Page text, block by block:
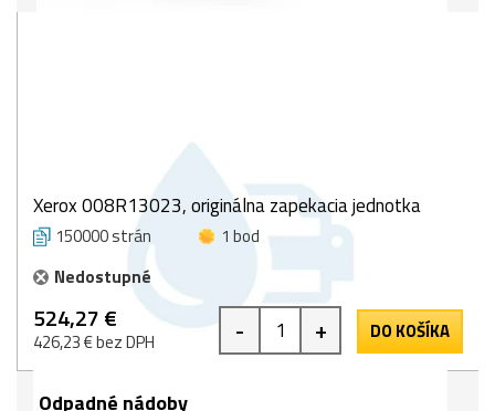
Xerox 008R13023, originálna zapekacia jednotka
150000 strán
1 bod
Nedostupné
524,27 €
426,23 € bez DPH - + DO KOŠÍKA
Odpadné nádoby